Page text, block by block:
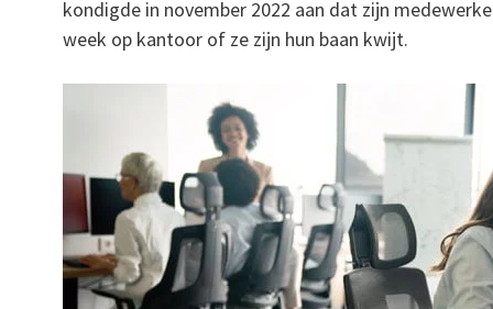
kondigde in november 2022 aan dat zijn
week op kantoor of ze zijn hun baan kwijt.